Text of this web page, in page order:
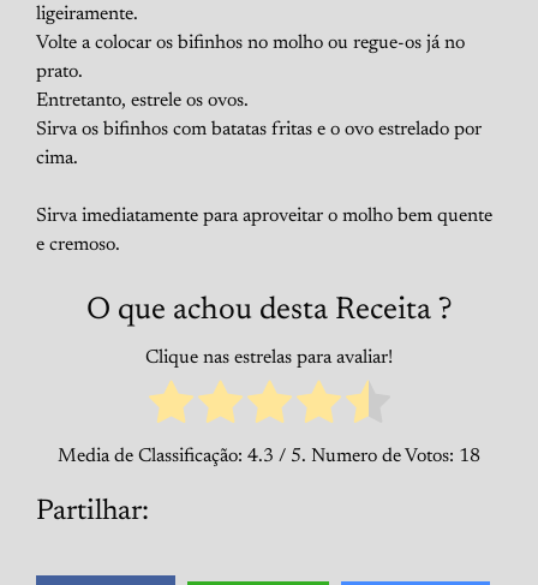
ligeiramente.
Volte a colocar os bifinhos no molho ou regue-os já no
prato.
Entretanto, estrele os ovos.
Sirva os bifinhos com batatas fritas e o ovo estrelado por
cima.
Sirva imediatamente para aproveitar o molho bem quente
e cremoso.
O que achou desta Receita ?
Clique nas estrelas para avaliar!
Media de Classificação: 4.3 / 5. Numero de Votos: 18
Partilhar: